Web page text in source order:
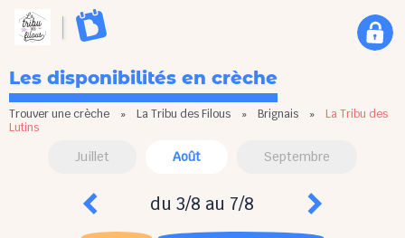
Les disponibilités en crèche
Trouver une crèche » La Tribu des Filous » Brignais » La Tribu des
Lutins
Juillet Août Septembre
du 3/8 au 7/8